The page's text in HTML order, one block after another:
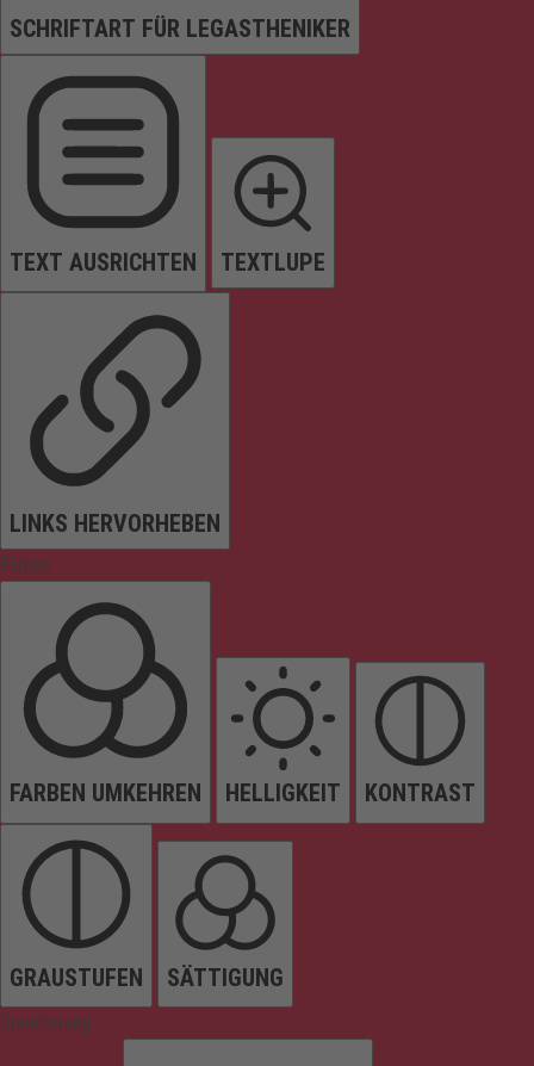
SCHRIFTART FÜR LEGASTHENIKER
TEXT AUSRICHTEN TEXTLUPE
LINKS HERVORHEBEN
Farben
FARBEN UMKEHREN HELLIGKEIT KONTRAST
GRAUSTUFEN SÄTTIGUNG
Orientierung